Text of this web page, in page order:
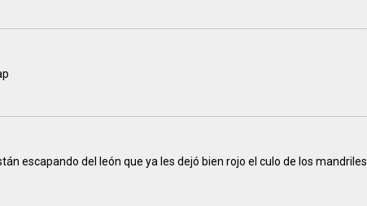
escapando del león que ya les dejó bien rojo el culo de los mandriles